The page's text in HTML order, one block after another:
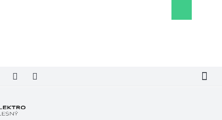
košík